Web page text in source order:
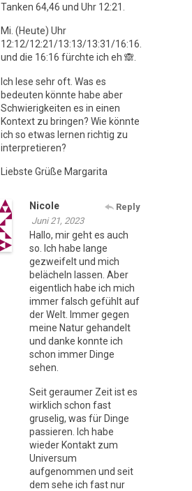
Tanken 64,46 und Uhr 12:21.
Mi. (Heute) Uhr
12:12/12:21/13:13/13:31/16:16.
und die 16:16 fürchte ich eh 🙈.
Ich lese sehr oft. Was es
bedeuten könnte habe aber
Schwierigkeiten es in einen
Kontext zu bringen? Wie könnte
ich so etwas lernen richtig zu
interpretieren?
Liebste Grüße Margarita
Nicole
Reply
Juni 21, 2023
Hallo, mir geht es auch
so. Ich habe lange
gezweifelt und mich
belächeln lassen. Aber
eigentlich habe ich mich
immer falsch gefühlt auf
der Welt. Immer gegen
meine Natur gehandelt
und danke konnte ich
schon immer Dinge
sehen.
Seit geraumer Zeit ist es
wirklich schon fast
gruselig, was für Dinge
passieren. Ich habe
wieder Kontakt zum
Universum
aufgenommen und seit
dem sehe ich fast nur